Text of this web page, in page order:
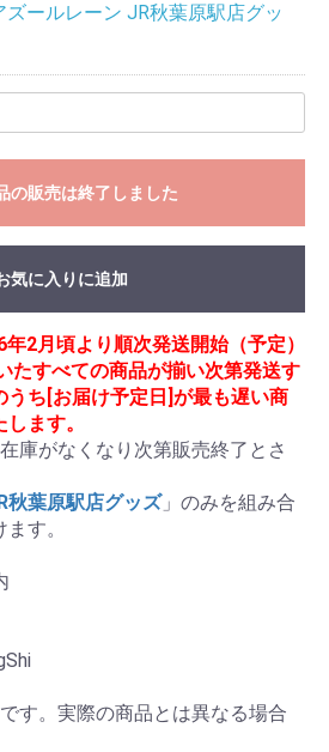
ズールレーン JR秋葉原駅店グッ
の販売は終了しました
気に入りに追加
2月頃より順次発送開始（予定）
たすべての商品が揃い次第発送す
うち[お届け予定日]が最も遅い商
ます。
庫がなくなり次第販売終了とさ
秋葉原駅店グッズ」のみを組み合
す。
す。実際の商品とは異なる場合